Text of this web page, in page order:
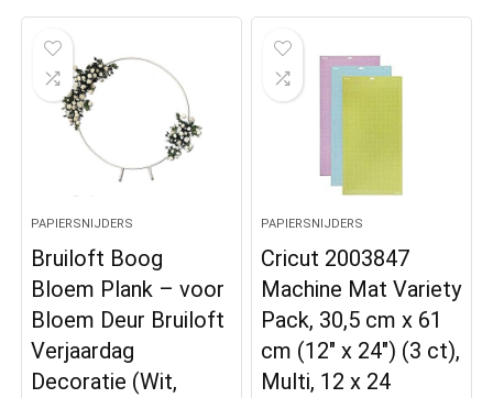
PAPIERSNIJDERS
Bruiloft Boog
Bloem Plank – voor
Bloem Deur Bruiloft
Verjaardag
Decoratie (Wit,
PAPIERSNIJDERS
Cricut 2003847
Machine Mat Variety
Pack, 30,5 cm x 61
cm (12″ x 24″) (3 ct),
Multi, 12 x 24